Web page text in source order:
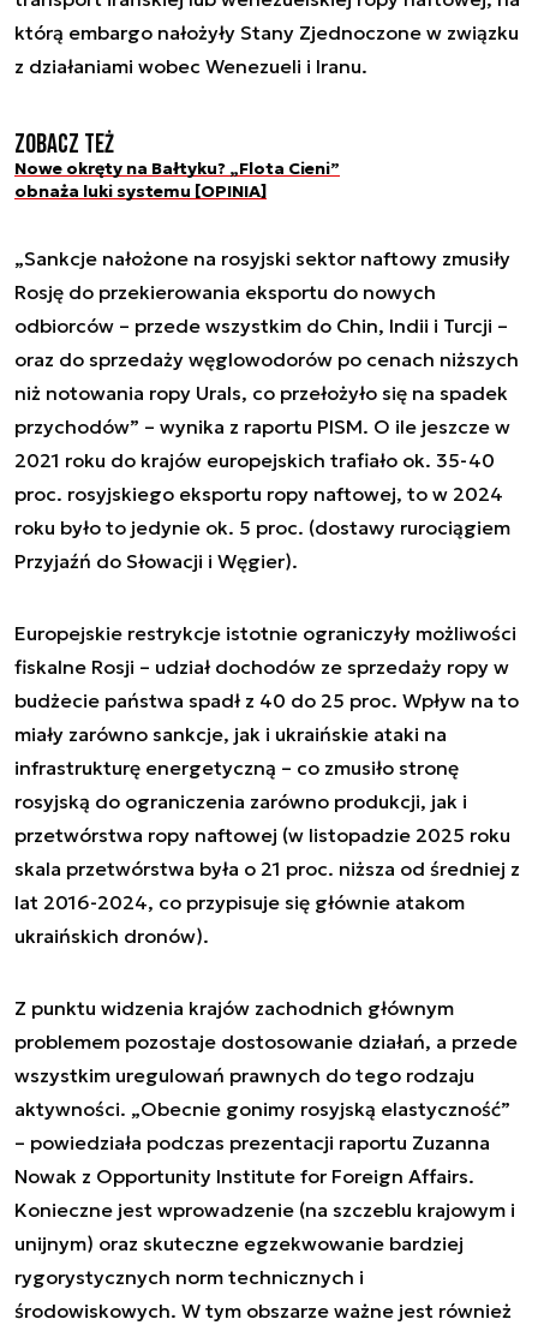
którą embargo nałożyły Stany Zjednoczone w związku
z działaniami wobec Wenezueli i Iranu.
Zobacz też
Nowe okręty na Bałtyku? „Flota Cieni”
obnaża luki systemu [OPINIA]
„Sankcje nałożone na rosyjski sektor naftowy zmusiły
Rosję do przekierowania eksportu do nowych
odbiorców – przede wszystkim do Chin, Indii i Turcji –
oraz do sprzedaży węglowodorów po cenach niższych
niż notowania ropy Urals, co przełożyło się na spadek
przychodów” – wynika z raportu PISM. O ile jeszcze w
2021 roku do krajów europejskich trafiało ok. 35-40
proc. rosyjskiego eksportu ropy naftowej, to w 2024
roku było to jedynie ok. 5 proc. (dostawy rurociągiem
Przyjaźń do Słowacji i Węgier).
Europejskie restrykcje istotnie ograniczyły możliwości
fiskalne Rosji – udział dochodów ze sprzedaży ropy w
budżecie państwa spadł z 40 do 25 proc. Wpływ na to
miały zarówno sankcje, jak i ukraińskie ataki na
infrastrukturę energetyczną – co zmusiło stronę
rosyjską do ograniczenia zarówno produkcji, jak i
przetwórstwa ropy naftowej (w listopadzie 2025 roku
skala przetwórstwa była o 21 proc. niższa od średniej z
lat 2016-2024, co przypisuje się głównie atakom
ukraińskich dronów).
Z punktu widzenia krajów zachodnich głównym
problemem pozostaje dostosowanie działań, a przede
wszystkim uregulowań prawnych do tego rodzaju
aktywności. „Obecnie gonimy rosyjską elastyczność”
– powiedziała podczas prezentacji raportu Zuzanna
Nowak z Opportunity Institute for Foreign Affairs.
Konieczne jest wprowadzenie (na szczeblu krajowym i
unijnym) oraz skuteczne egzekwowanie bardziej
rygorystycznych norm technicznych i
środowiskowych. W tym obszarze ważne jest również